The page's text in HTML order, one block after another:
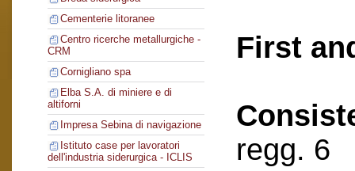
Cementerie litoranee
Centro ricerche metallurgiche -
CRM
Cornigliano spa
Elba S.A. di miniere e di
altiforni
Impresa Sebina di navigazione
Istituto case per lavoratori
dell'industria siderurgica - ICLIS
First
regg. 6